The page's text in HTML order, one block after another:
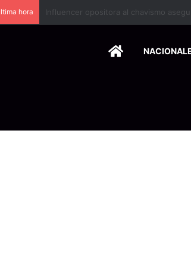
hora Industria plástica se suma a la
HOME